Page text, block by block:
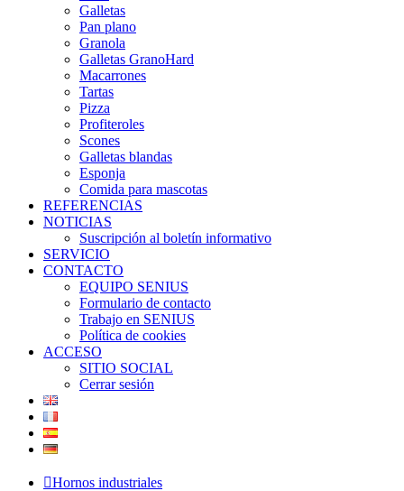
Galletas
Pan plano
Granola
Galletas GranoHard
Macarrones
Tartas
Pizza
Profiteroles
Scones
Galletas blandas
Esponja
Comida para mascotas
REFERENCIAS
NOTICIAS
Suscripción al boletín informativo
SERVICIO
CONTACTO
EQUIPO SENIUS
Formulario de contacto
Trabajo en SENIUS
Política de cookies
ACCESO
SITIO SOCIAL
Cerrar sesión
Hornos industriales